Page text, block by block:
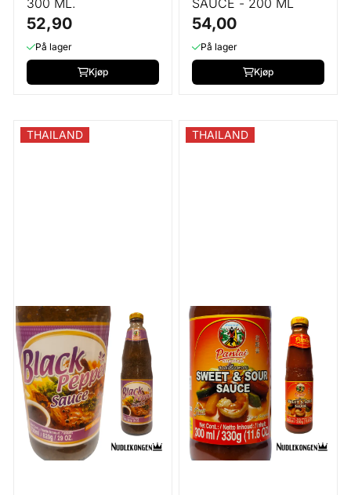
300 ML.
52,90
På lager
Kjøp
SAUCE - 200 ML
54,00
På lager
Kjøp
THAILAND THAILAND